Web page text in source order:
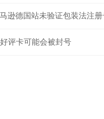
评卡可能会被封号